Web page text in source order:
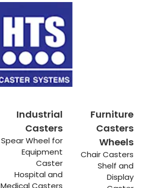
Furniture
Casters
Wheels
Chair Casters
Shelf and
Display
Industrial
Casters
Spear Wheel for
Equipment
Caster
Hospital and
Medical Casters